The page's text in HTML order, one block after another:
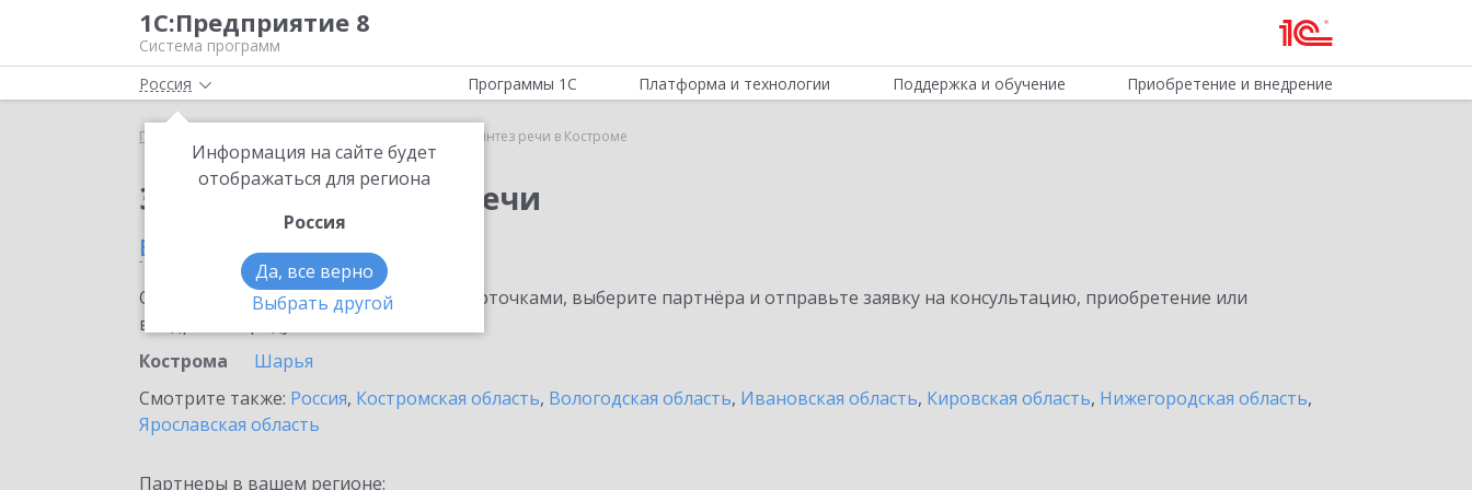
1С:Предприятие 8
Система программ
Россия
Информация на сайте будет
отображаться для региона
Россия
Да, все верно
Выбрать другой
Программы 1С Платформа и технологии Поддержка и обучение Приобретение и внедрение
Главная 1С:Синтез речи в Костроме
Заказать 1С:Синтез речи
в Костроме
Ознакомьтесь с информационными карточками, выберите партнёра и отправьте заявку на консультацию, приобретение или
внедрение продукта.
Кострома
Шарья
Смотрите также: Россия, Костромская область, Вологодская область, Ивановская область, Кировская область, Нижегородская область,
Ярославская область
Партнеры в вашем регионе: